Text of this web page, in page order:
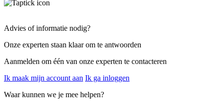
Advies of informatie nodig?
Onze experten staan klaar om te antwoorden
Aanmelden om één van onze experten te contacteren
Ik maak mijn account aan Ik ga inloggen
Waar kunnen we je mee helpen?